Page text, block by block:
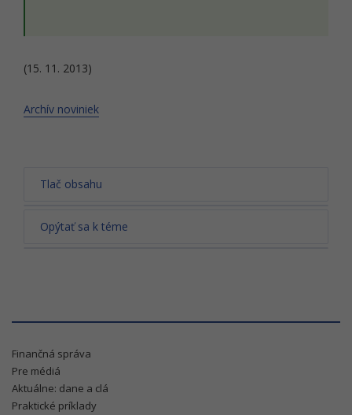
(15. 11. 2013)
Archív noviniek
Tlač obsahu
Opýtať sa k téme
Finančná správa
Pre médiá
Aktuálne: dane a clá
Praktické príklady